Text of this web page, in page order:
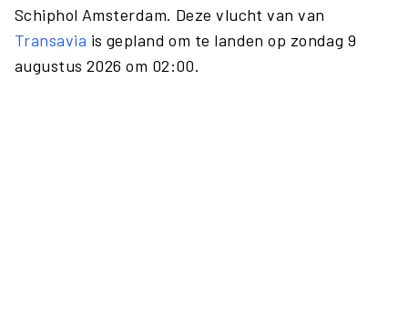
Schiphol Amsterdam. Deze vlucht van van
Transavia is gepland om te landen op zondag 9
augustus 2026 om 02:00.